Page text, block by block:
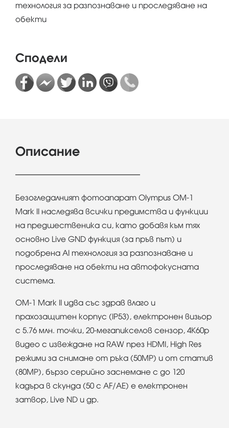
технология за разпознаване и проследяване на
обекти
Сподели
Описание
Безогледалният фотоапарат Olympus OM-1
Mark II наследява всички предимства и функции
на предшественика си, като добавя към тях
основно Live GND функция (за пръв път) и
подобрена AI технология за разпознаване и
проследяване на обекти на автофокусната
система.
OM-1 Mark II идва със здрав влаго и
прахозащитен корпус (IP53), електронен визьор
с 5.76 млн. точки, 20-мегапикселов сензор, 4K60p
видео с извеждане на RAW през HDMI, High Res
режими за снимане от ръка (50MP) и от статив
(80MP), бързо серийно заснемане с до 120
кадъра в скунда (50 с AF/AE) е електронен
затвор, Live ND и др.